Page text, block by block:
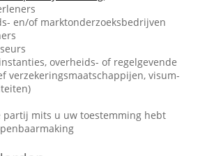
en/of marktonderzoeksbedrijven
overheids- of regelgevende
verzekeringsmaatschappijen, visum-
partij mits u uw toestemming hebt